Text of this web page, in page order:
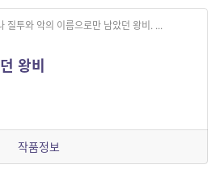
질투와 악의 이름으로만 남았던 왕비. ...
왕비
작품정보